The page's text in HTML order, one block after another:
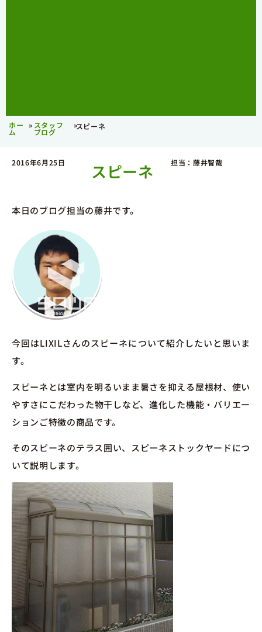
ホー
ム
» スタッフ
ブログ
»スピーネ
2016年6月25日 スピーネ 担当：藤井智哉
本日のブログ担当の藤井です。
今回はLIXILさんのスピーネについて紹介したいと思いま
す。
スピーネとは室内を明るいまま暑さを抑える屋根材、使い
やすさにこだわった物干しなど、進化した機能・バリエー
ションご特徴の商品です。
そのスピーネのテラス囲い、スピーネストックヤードにつ
いて説明します。